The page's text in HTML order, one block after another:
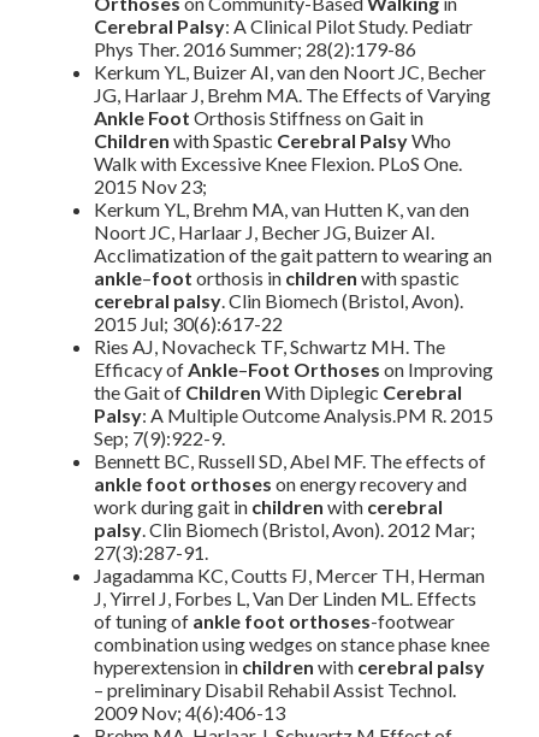
Cerebral Palsy: A Clinical Pilot Study. Pediatr
Phys Ther. 2016 Summer; 28(2):179-86
Kerkum YL, Buizer AI, van den Noort JC, Becher
JG, Harlaar J, Brehm MA. The Effects of Varying
Ankle Foot Orthosis Stiffness on Gait in
Children with Spastic Cerebral PalsyWho
Walk with Excessive Knee Flexion. PLoS One.
2015 Nov 23;
Kerkum YL, Brehm MA, van Hutten K, van den
Noort JC, Harlaar J, Becher JG, Buizer AI.
Acclimatization of the gait pattern to wearing an
ankle–foot orthosis in children with spastic
cerebral palsy . Clin Biomech (Bristol, Avon).
2015 Jul; 30(6):617-22
Ries AJ, Novacheck TF, Schwartz MH. The
Efficacy of Ankle–Foot Orthoses on Improving
the Gait of Children With Diplegic Cerebral
Palsy: A Multiple Outcome Analysis.PM R. 2015
Sep; 7(9):922-9.
Bennett BC, Russell SD, Abel MF. The effects of
ankle foot orthoses on energy recovery and
work during gait in children with cerebral
palsy . Clin Biomech (Bristol, Avon). 2012 Mar;
27(3):287-91.
Jagadamma KC, Coutts FJ, Mercer TH, Herman
J, Yirrel J, Forbes L, Van Der Linden ML. Effects
of tuning of ankle foot orthoses-footwear
combination using wedges on stance phase knee
hyperextension in children with cerebral palsy
– preliminary Disabil Rehabil Assist Technol.
2009 Nov; 4(6):406-13